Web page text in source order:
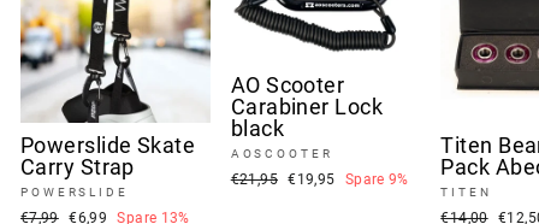
Powerslide Skate
Carry Strap
POWERSLIDE
Normaler
€7,99 Sonderpreis
€6,99 Spare 13%
AO Scooter
Carabiner Lock
black
AOSCOOTER
Normaler
€21,95 Sonderpreis
€19,95 Spare 9%
Titen
Pack
TITEN
Normaler
€14,00